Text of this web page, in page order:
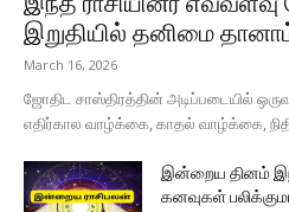
இறுதியில் தனிமை
March 16, 2026
ஜோதிட சாஸ்திரத்தின் அடிப்படையில்
எதிர்கால வாழ்க்கை, காதல் வாழ்க்கை,
இன்றைய தினம்
கனவுகள்